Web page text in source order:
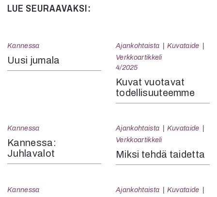
LUE SEURAAVAKSI:
Kannessa
Uusi jumala
Ajankohtaista
Kuvataide
Verkkoartikkeli
4/2025
Kuvat vuotavat
todellisuuteemme
Kannessa
Kannessa:
Juhlavalot
Ajankohtaista
Kuvataide
Verkkoartikkeli
Miksi tehdä taidetta
Kannessa Ajankohtaista
Kuvataide